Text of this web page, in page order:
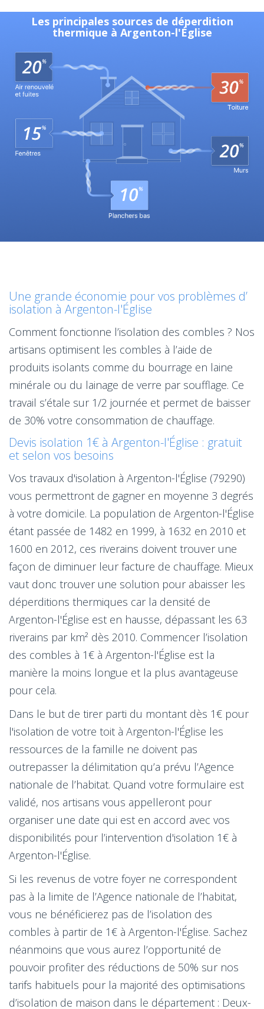
Les principales sources de déperdition
thermique à Argenton-l'Église
Une grande économie pour vos problèmes d’
isolation à Argenton-l'Église
Comment fonctionne l’isolation des combles ? Nos
artisans optimisent les combles à l’aide de
produits isolants comme du bourrage en laine
minérale ou du lainage de verre par soufflage. Ce
travail s’étale sur 1/2 journée et permet de baisser
de 30% votre consommation de chauffage.
Devis isolation 1€ à Argenton-l'Église : gratuit
et selon vos besoins
Vos travaux d'isolation à Argenton-l'Église (79290)
vous permettront de gagner en moyenne 3 degrés
à votre domicile. La population de Argenton-l'Église
étant passée de 1482 en 1999, à 1632 en 2010 et
1600 en 2012, ces riverains doivent trouver une
façon de diminuer leur facture de chauffage. Mieux
vaut donc trouver une solution pour abaisser les
déperditions thermiques car la densité de
Argenton-l'Église est en hausse, dépassant les 63
riverains par km² dès 2010. Commencer l’isolation
des combles à 1€ à Argenton-l'Église est la
manière la moins longue et la plus avantageuse
pour cela.
Dans le but de tirer parti du montant dès 1€ pour
l'isolation de votre toit à Argenton-l'Église les
ressources de la famille ne doivent pas
outrepasser la délimitation qu’a prévu l’Agence
nationale de l’habitat. Quand votre formulaire est
validé, nos artisans vous appelleront pour
organiser une date qui est en accord avec vos
disponibilités pour l’intervention d'isolation 1€ à
Argenton-l'Église.
Si les revenus de votre foyer ne correspondent
pas à la limite de l’Agence nationale de l’habitat,
vous ne bénéficierez pas de l’isolation des
combles à partir de 1€ à Argenton-l'Église. Sachez
néanmoins que vous aurez l’opportunité de
pouvoir profiter des réductions de 50% sur nos
tarifs habituels pour la majorité des optimisations
d’isolation de maison dans le département : Deux-